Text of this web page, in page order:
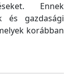
Ennek
és gazdasági
korábban